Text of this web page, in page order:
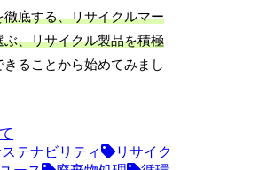
徹底する、リサイクルマー
、リサイクル製品を積極
きることから始めてみまし
テナビリティ
リサイク